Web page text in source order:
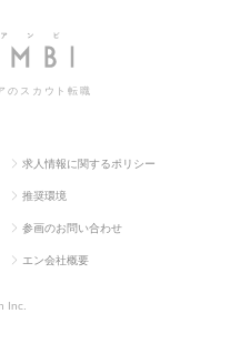
のスカウト転職
求人情報に関するポリシー
推奨環境
参画のお問い合わせ
エン会社概要
Inc.